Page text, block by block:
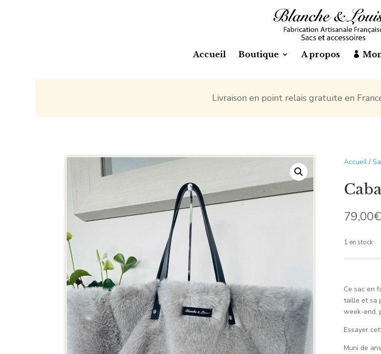
Accueil Boutique A propos
Livraison en point relais gratuite en
Accueil/
79,00€
1 en stock
Cabas
Léopold
fausse
Ce sac en
taille et sa
week-end,
Essayer
Muni de